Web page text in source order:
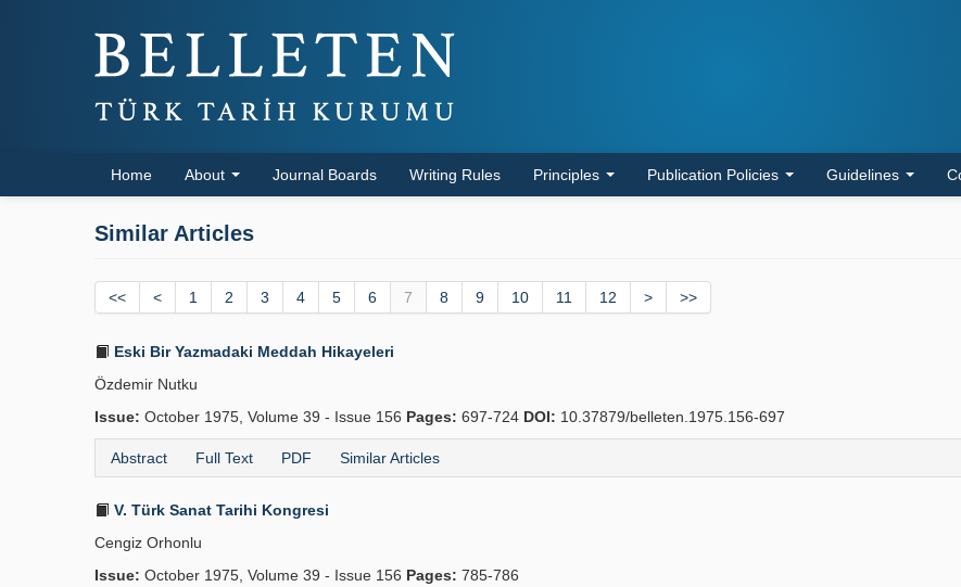
Home About Journal Boards Writing Rules Principles Publication Policies Guidelines
Similar Articles
<< < 1 2 3 4 5 6 7 8 9 10 11 12 > >>
Eski Bir Yazmadaki Meddah Hikayeleri
Özdemir Nutku
Issue: October 1975, Volume 39 - Issue 156 Pages: 697-724 DOI: 10.37879/belleten.1975.156-697
Abstract Full Text PDF Similar Articles
V. Türk Sanat Tarihi Kongresi
Cengiz Orhonlu
Issue: October 1975, Volume 39 - Issue 156 Pages: 785-786